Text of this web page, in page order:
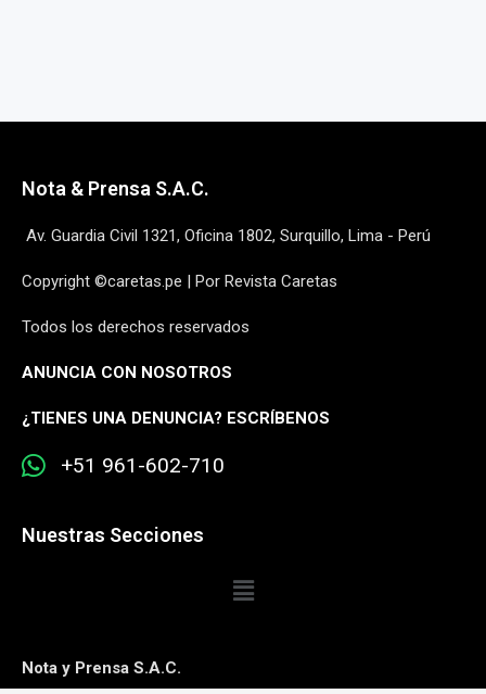
Nota & Prensa S.A.C.
Av. Guardia Civil 1321, Oficina 1802, Surquillo, Lima - Perú
Copyright ©caretas.pe | Por Revista Caretas
Todos los derechos reservados
ANUNCIA CON NOSOTROS
¿TIENES UNA DENUNCIA? ESCRÍBENOS
+51 961-602-710
Nuestras Secciones
Nota y Prensa S.A.C.